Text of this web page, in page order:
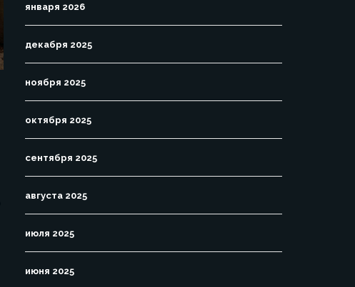
января 2026
декабря 2025
ноября 2025
октября 2025
сентября 2025
августа 2025
июля 2025
июня 2025